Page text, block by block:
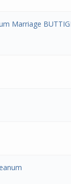
Marriage